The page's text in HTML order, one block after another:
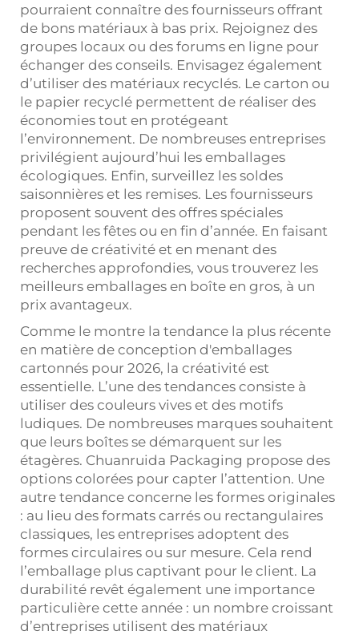
pourraient connaître des fournisseurs offrant
de bons matériaux à bas prix. Rejoignez des
groupes locaux ou des forums en ligne pour
échanger des conseils. Envisagez également
d’utiliser des matériaux recyclés. Le carton ou
le papier recyclé permettent de réaliser des
économies tout en protégeant
l’environnement. De nombreuses entreprises
privilégient aujourd’hui les emballages
écologiques. Enfin, surveillez les soldes
saisonnières et les remises. Les fournisseurs
proposent souvent des offres spéciales
pendant les fêtes ou en fin d’année. En faisant
preuve de créativité et en menant des
recherches approfondies, vous trouverez les
meilleurs emballages en boîte en gros, à un
prix avantageux.
Comme le montre la tendance la plus récente
en matière de conception d'emballages
cartonnés pour 2026, la créativité est
essentielle. L’une des tendances consiste à
utiliser des couleurs vives et des motifs
ludiques. De nombreuses marques souhaitent
que leurs boîtes se démarquent sur les
étagères. Chuanruida Packaging propose des
options colorées pour capter l’attention. Une
autre tendance concerne les formes originales
: au lieu des formats carrés ou rectangulaires
classiques, les entreprises adoptent des
formes circulaires ou sur mesure. Cela rend
l’emballage plus captivant pour le client. La
durabilité revêt également une importance
particulière cette année : un nombre croissant
d’entreprises utilisent des matériaux